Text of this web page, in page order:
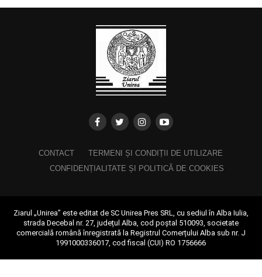
CONTACT
TERMENI ȘI CONDIȚII DE UTILIZARE
CONFIDENȚIALITATE ȘI POLITICĂ DE COOKIES
Ziarul „Unirea” este editat de SC Unirea Pres SRL, cu sediul în Alba Iulia,
strada Decebal nr. 27, județul Alba, cod poștal 510093, societate
comercială română înregistrată la Registrul Comerțului Alba sub nr. J
1991000336017, cod fiscal (CUI) RO 1756666